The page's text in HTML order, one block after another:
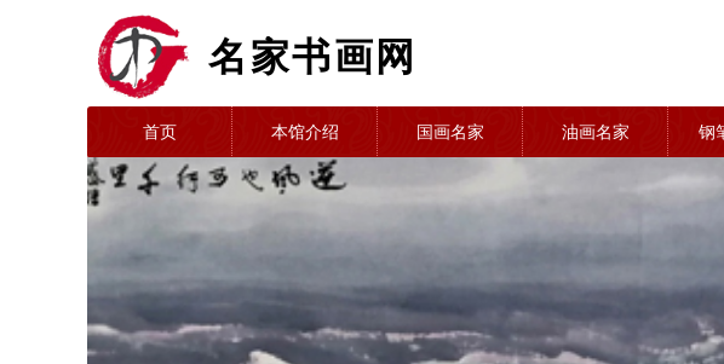
名家书画网
首页 本馆介绍 国画名家 油画名家 钢